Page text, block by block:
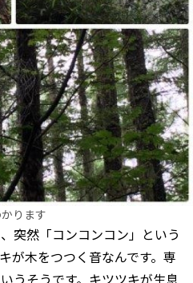
ります
突然「コンコンコン」という
が木をつつく音なんです。専